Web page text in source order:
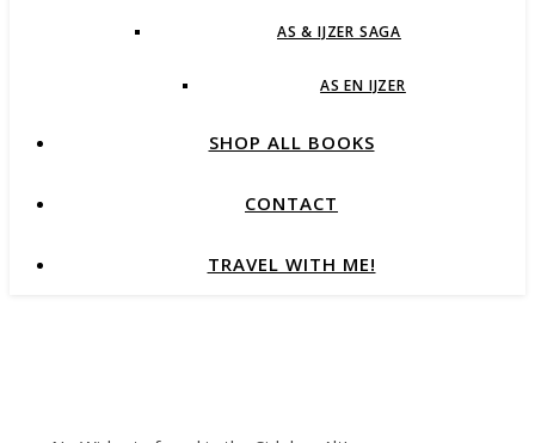
AS & IJZER SAGA
AS EN IJZER
SHOP ALL BOOKS
CONTACT
TRAVEL WITH ME!